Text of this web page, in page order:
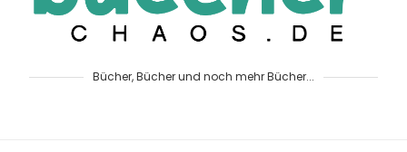
Bücher, Bücher und noch mehr Bücher...